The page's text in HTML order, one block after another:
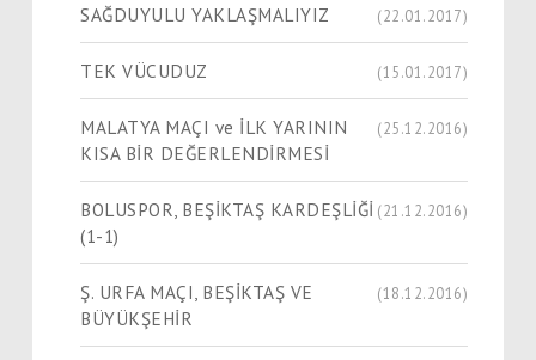
SAĞDUYULU YAKLAŞMALIYIZ (22.01.2017)
TEK VÜCUDUZ (15.01.2017)
MALATYA MAÇI ve İLK YARININ
KISA BİR DEĞERLENDİRMESİ
(25.12.2016)
BOLUSPOR, BEŞİKTAŞ KARDEŞLİĞİ
(1-1)
(21.12.2016)
Ş. URFA MAÇI, BEŞİKTAŞ VE
BÜYÜKŞEHİR
(18.12.2016)